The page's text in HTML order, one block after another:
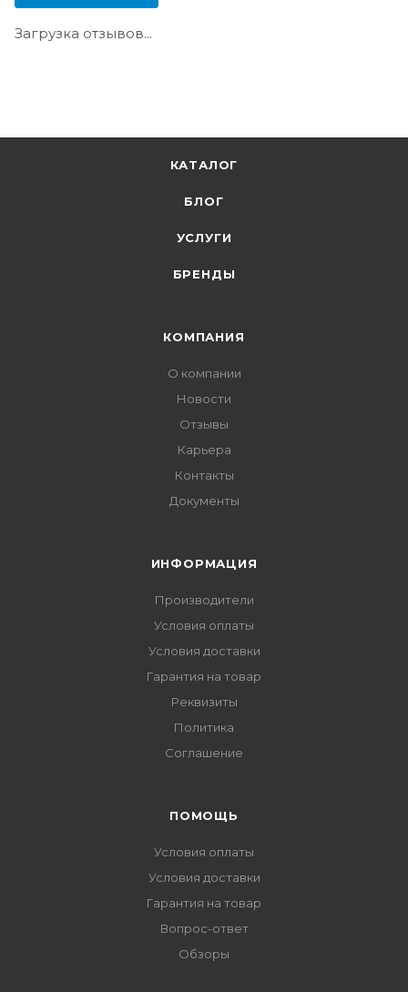
Загрузка отзывов...
КАТАЛОГ
БЛОГ
УСЛУГИ
БРЕНДЫ
КОМПАНИЯ
О компании
Новости
Отзывы
Карьера
Контакты
Документы
ИНФОРМАЦИЯ
Производители
Условия оплаты
Условия доставки
Гарантия на товар
Реквизиты
Политика
Соглашение
ПОМОЩЬ
Условия оплаты
Условия доставки
Гарантия на товар
Вопрос-ответ
Обзоры